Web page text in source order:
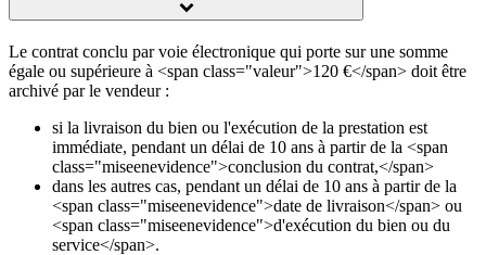
Le contrat conclu par voie électronique qui porte sur une somme
égale ou supérieure à <span class="valeur">120 €</span> doit être
archivé par le vendeur :
si la livraison du bien ou l'exécution de la prestation est
immédiate, pendant un délai de 10 ans à partir de la <span
class="miseenevidence">conclusion du contrat,</span>
dans les autres cas, pendant un délai de 10 ans à partir de la
<span class="miseenevidence">date de livraison</span> ou
<span class="miseenevidence">d'exécution du bien ou du
service</span>.